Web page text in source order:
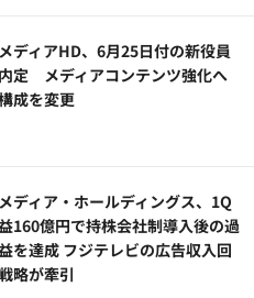
ディアHD、6月25日付の新役員
定 メディアコンテンツ強化へ
成を変更
ディア・ホールディングス、1Q
160億円で持株会社制導入後の過
を達成 フジテレビの広告収入回
略が牽引